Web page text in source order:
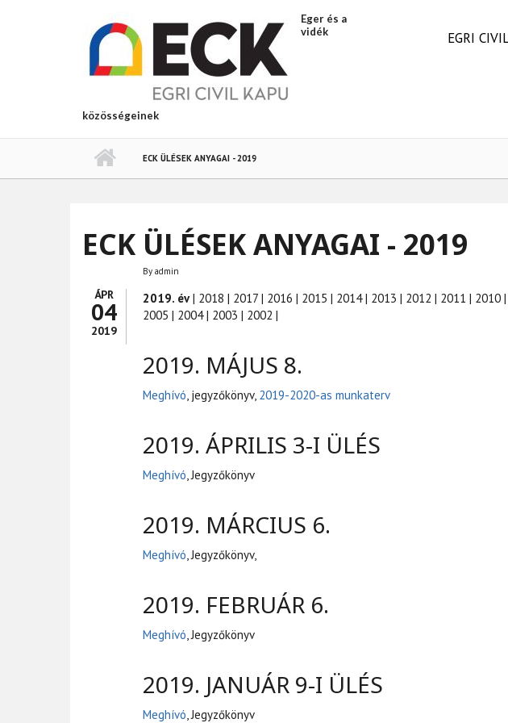
Eger és a
vidék
közösségeinek
FŐMENÜ
EGRI
ECK ÜLÉSEK ANYAGAI - 2019
ECK ÜLÉSEK ANYAGAI - 2019
ÁPR
04
2019
By admin
2019. év| 2018 | 2017 | 2016 | 2015 | 2014 | 2013 | 2012 | 2011 | 2010
2005 | 2004 | 2003 | 2002 |
2019. MÁJUS 8.
Meghívó, jegyzőkönyv, 2019-2020-as munkaterv
2019. ÁPRILIS 3-I ÜLÉS
Meghívó, Jegyzőkönyv
2019. MÁRCIUS 6.
Meghívó, Jegyzőkönyv,
2019. FEBRUÁR 6.
Meghívó, Jegyzőkönyv
2019. JANUÁR 9-I ÜLÉS
Meghívó, Jegyzőkönyv